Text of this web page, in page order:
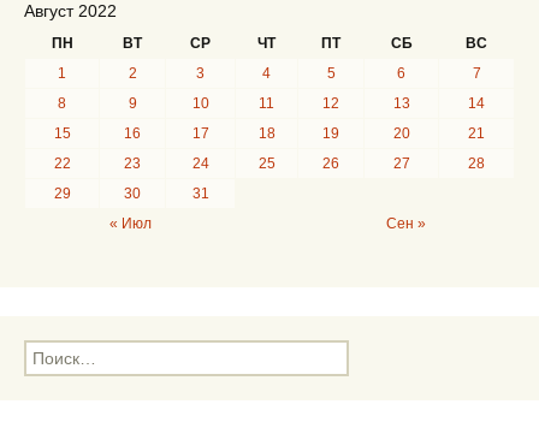
Август 2022
ПН ВТ СР ЧТ ПТ СБ ВС
« Июл Сен »
1 2 3 4 5 6
7
8
9 10 11 12 13
14
15
16 17 18 19 20
21
22
23 24 25 26 27
28
29
30 31
Н
а